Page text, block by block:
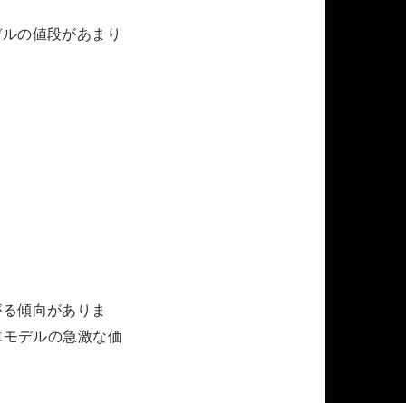
の値段があまり
傾向がありま
デルの急激な価